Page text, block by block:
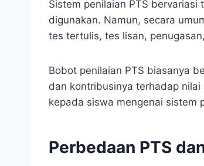
Sistem penilaian PTS
digunakan. Namun, secara
tes tertulis, tes lisan,
Bobot penilaian PTS biasanya
dan kontribusinya terhadap
kepada siswa mengenai sistem
Perbedaan PTS